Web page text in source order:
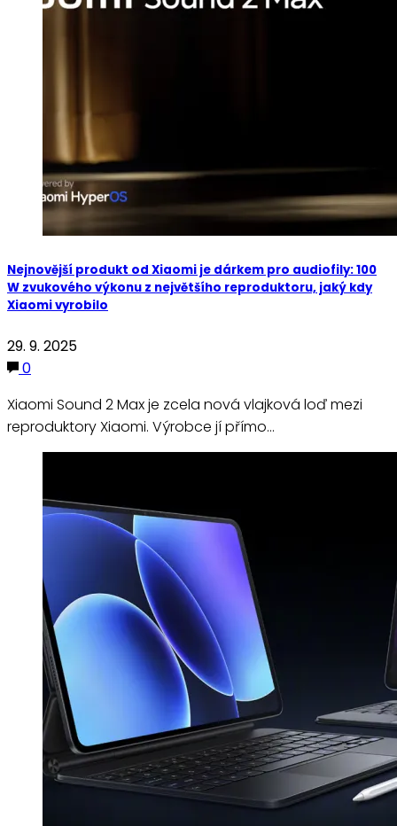
Nejnovější produkt od Xiaomi je dárkem pro audiofily: 100
W zvukového výkonu z největšího reproduktoru, jaký kdy
Xiaomi vyrobilo
29. 9. 2025
0
Xiaomi Sound 2 Max je zcela nová vlajková loď mezi
reproduktory Xiaomi. Výrobce jí přímo…